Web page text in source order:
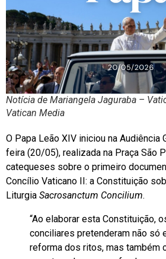
Notícia de Mariangela Jaguraba –
Vatican Media
O Papa Leão XIV iniciou na Audiência
feira (20/05), realizada na Praça São
catequeses sobre o primeiro
Concílio Vaticano II: a Constituição
Liturgia Sacrosanctum Concilium.
“Ao elaborar esta Constituição,
conciliares pretenderam não só
reforma dos ritos, mas também